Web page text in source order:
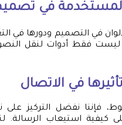
في تصميم
في التصميم ودورها في
فقط أدوات لنقل
في الاتصال
فإننا نفضل التركيز
كيفية استيعاب الرسالة.